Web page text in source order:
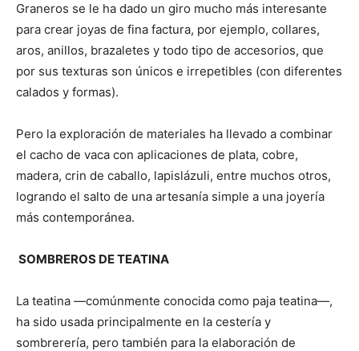
Graneros se le ha dado un giro mucho más interesante
para crear joyas de fina factura, por ejemplo, collares,
aros, anillos, brazaletes y todo tipo de accesorios, que
por sus texturas son únicos e irrepetibles (con diferentes
calados y formas).
Pero la exploración de materiales ha llevado a combinar
el cacho de vaca con aplicaciones de plata, cobre,
madera, crin de caballo, lapislázuli, entre muchos otros,
logrando el salto de una artesanía simple a una joyería
más contemporánea.
SOMBREROS DE TEATINA
La teatina —comúnmente conocida como paja teatina—,
ha sido usada principalmente en la cestería y
sombrerería, pero también para la elaboración de